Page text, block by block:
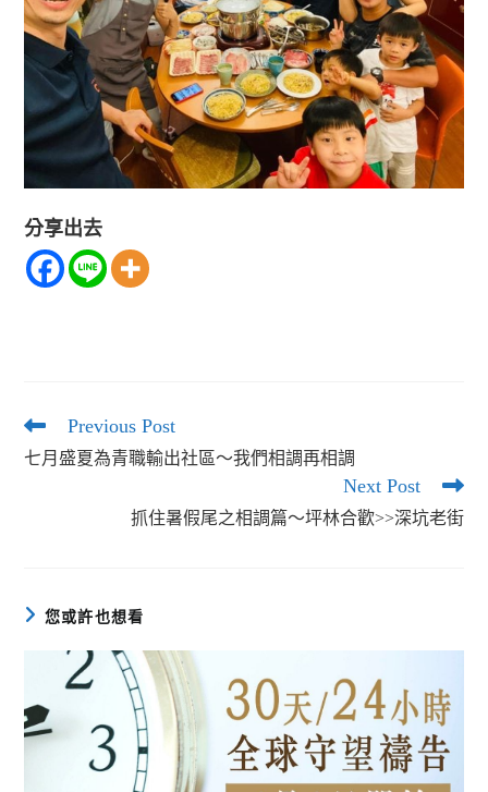
分享出去
Read
more
articles
Previous Post
七月盛夏為青職輸出社區～我們相調再相調
Next Post
抓住暑假尾之相調篇～坪林合歡>>深坑老街
您或許也想看